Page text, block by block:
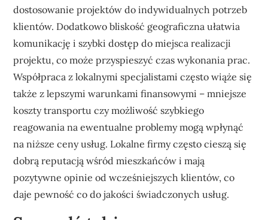
dostosowanie projektów do indywidualnych potrzeb
klientów. Dodatkowo bliskość geograficzna ułatwia
komunikację i szybki dostęp do miejsca realizacji
projektu, co może przyspieszyć czas wykonania prac.
Współpraca z lokalnymi specjalistami często wiąże się
także z lepszymi warunkami finansowymi – mniejsze
koszty transportu czy możliwość szybkiego
reagowania na ewentualne problemy mogą wpłynąć
na niższe ceny usług. Lokalne firmy często cieszą się
dobrą reputacją wśród mieszkańców i mają
pozytywne opinie od wcześniejszych klientów, co
daje pewność co do jakości świadczonych usług.